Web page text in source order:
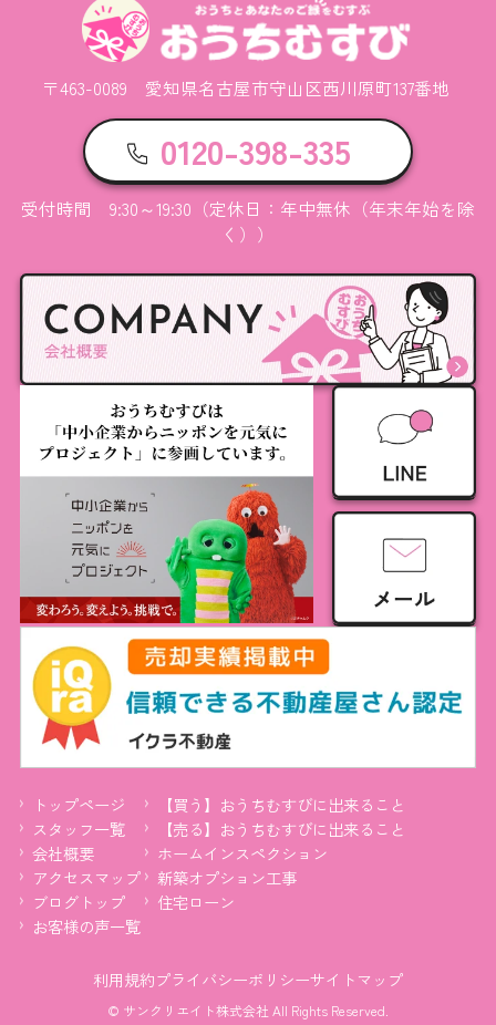
〒463-0089 愛知県名古屋市守山区西川原町137番地
0120-398-335
受付時間 9:30～19:30（定休日：年中無休（年末年始を除
く））
トップページ
【買う】おうちむすびに出来ること
スタッフ一覧
【売る】おうちむすびに出来ること
会社概要
ホームインスペクション
アクセスマップ
新築オプション工事
ブログトップ
住宅ローン
お客様の声一覧
利用規約プライバシーポリシーサイトマップ
© サンクリエイト株式会社 All Rights Reserved.